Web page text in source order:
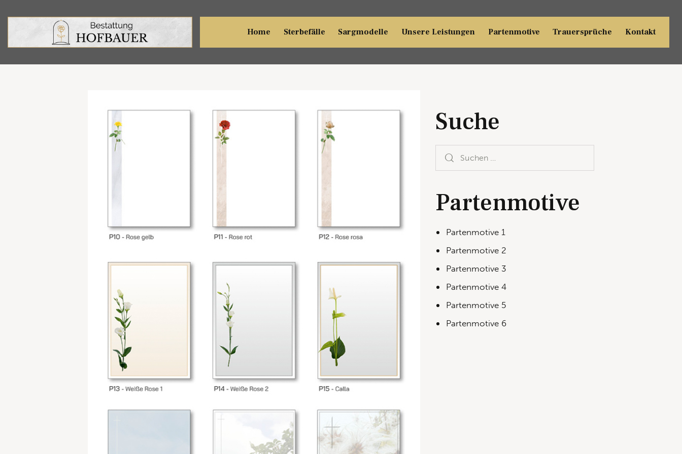
Home Sterbefälle Sargmodelle Unsere Leistungen Partenmotive Trauersprüche Kontakt
Suche
Partenmotive
Partenmotive 1
Partenmotive 2
Partenmotive 3
Partenmotive 4
Partenmotive 5
Partenmotive 6